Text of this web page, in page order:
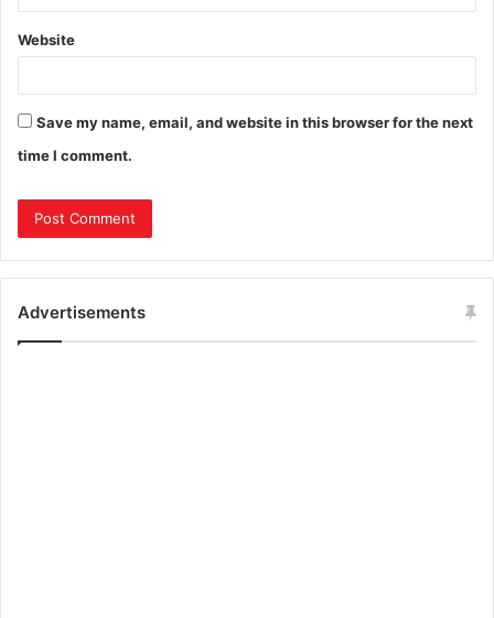
Website
Save my name, email, and website in this browser for the next
time I comment.
Advertisements